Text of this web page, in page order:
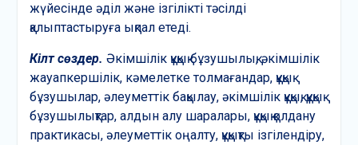
жүйесінде әділ және ізгілікті тәсілді
қалыптастыруға ықпал етеді.
Кілт сөздер. Әкімшілік құқық бұзушылық, әкімшілік
жауапкершілік, кәмелетке толмағандар, құқық
бұзушылар, әлеуметтік бақылау, әкімшілік құқық, құқық
бұзушылықтар, алдын алу шаралары, құқық қолдану
практикасы, әлеуметтік оңалту, құқықты ізгілендіру,